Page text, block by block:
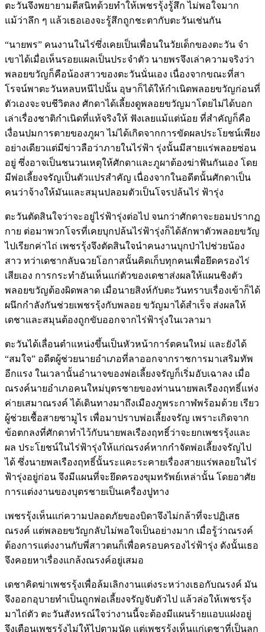
ตะวันจึงพยายามตีสนิทด้วยทำให้เพชรรุ้งรู้สึก ไม่พอใจมาก
แม้ว่าลึก ๆ แล้วเธอเองจะรู้สึกถูกชะตากับตะวันเช่นกัน
“นายพร” คนงานในไร่ซึ่งเคยเป็นเพื่อนในวัยเด็กของตะวัน จำ
เขาได้เมื่อเห็นรอยแผลเป็นประจำตัว นายพรจึงเล่าความจริงว่า
พลอยขวัญก็คือน้องสาวของตะวันนั่นเอง เนื่องจากขณะที่สา
โรจน์พาตะวันหลบหนีไปนั้น อุษาก็ได้ให้กำเนิดพลอยขวัญก่อนที่
ตัวเองจะจบชีวิตลง ศักดาได้เลี้ยงดูพลอยขวัญมาโดยไม่ได้บอก
เล่าเรื่องชาติกำเนิดที่แท้จริงให้ ฟังเลยแม้แต่น้อย ที่สำคัญก็คือ
เงื่อนปมการตายของภูผา ไม่ได้เกิดจากการขัดผลประโยชน์เพียง
อย่างเดียวแต่มีข่าวลือว่าภายในไร่ฟ้า รุ่งนั้นมีสายแร่พลอยซ่อน
อยู่ ซึ่งอาจเป็นชนวนเหตุให้ศักดาและภูผาต้องฆ่าฟันกันเอง โดย
มีพ่อเลี้ยงจรัญเป็นตัวแปรสำคัญ เนื่องจากในอดีตนั้นศักดาเป็น
คนว่าจ้างให้มันและสมุนปลอมตัวเป็นโจรปล้นไร่ ฟ้ารุ่ง
ตะวันตัดสินใจว่าจะอยู่ไร่ฟ้ารุ่งต่อไป จนกว่าศักดาจะยอมปรากฏ
กาย ต่อมาพวกโจรที่เคยบุกปล้นไร่ฟ้ารุ่งก็ได้ลักพาตัวพลอยขวัญ
ไปเรียกค่าไถ่ เพชรรุ้งจึงตัดสินใจนำคนงานบุกป่าไปช่วยน้อง
สาว ทว่าเดชากลับฉวยโอกาสนั้นคิดเก็บทุกคนเพื่อยึดครองไร่
เสียเอง การกระทำอันเห็นแก่ตัวของเดชาส่งผลให้แผนชิงตัว
พลอยขวัญต้องผิดพลาด เมื่อนายสิงห์กับตะวันทราบเรื่องเข้าก็ได้
ผนึกกำลังกันช่วยเพชรรุ้งกับพลอย ขวัญมาได้สำเร็จ ส่งผลให้
เดชาและสมุนต้องถูกขับออกจากไร่ฟ้ารุ่งในเวลามา
ตะวันได้เลื่อนตำแหน่งขึ้นเป็นหัวหน้าการ์ตคนใหม่ และยังได้
“สมใจ” อดีตผู้ช่วยนายอำเภอที่ลาออกจากราชการมาเสริมทัพ
อีกแรง ในเวลานั้นอำนาจของพ่อเลี้ยงจรัญก็เริ่มอับเฉาลง เมื่อ
ณรงค์นายอำเภอคนใหม่บุตรชายของท่านนายพลเรืองฤทธิ์แห่ง
ค่ายเสมาณรงค์ ได้เดินทางมาถึงเมืองภูพระกาฬพร้อมด้วย เรียว
ผู้ช่วยเชื้อสายซามูไร เพื่อมาปราบพ่อเลี้ยงจรัญ เพราะเกิดจาก
ข้อตกลงที่ศักดาทำไว้กับนายพลเรืองฤทธิ์ว่าจะยกเพชรรุ้งและ
ผล ประโยชน์ในไร่ฟ้ารุ่งให้แก่ณรงค์หากกำจัดพ่อเลี้ยงจรัญไป
ได้ ซึ่งนายพลเรืองฤทธิ์นั้นระแคะระคายเรื่องสายแร่พลอยในไร่
ฟ้ารุ่งอยู่ก่อน จึงมีแผนที่จะยึดครองขุมทรัพย์เหล่านั้น โดยอาศัย
การแต่งงานของบุตรชายเป็นเครื่องปูทาง
เพชรรุ้งเห็นแก่ความปลอดภัยของบิดาจึงไม่กล้าที่จะปฏิเสธ
ณรงค์ แต่พลอยขวัญกลับไม่พอใจเป็นอย่างมาก เมื่อรู้ว่าณรงค์
ต้องการแต่งงานกับพี่สาวตนก็เพื่อครอบครองไร่ฟ้ารุ่ง ดังนั้นเธอ
จึงคอยหาเรื่องแกล้งณรงค์อยู่เสมอ
เดชาคิดฆ่าเพชรรุ้งเพื่อล้มเลิกงานแต่งระหว่างเธอกับณรงค์ มัน
จึงออกอุบายทำเป็นถูกพ่อเลี้ยงจรัญจับตัวไป แล้วล่อให้เพชรรุ้ง
มาไถ่ตัว ตะวันสังหรณ์ใจว่างานนี้จะต้องมีแผนร้ายแอบแฝงอยู่
จึงเตือนเพชรรุ้งไม่ให้ไปตามนัด แต่เพชรรุ้งเห็นแก่เดชาที่เป็นลูก